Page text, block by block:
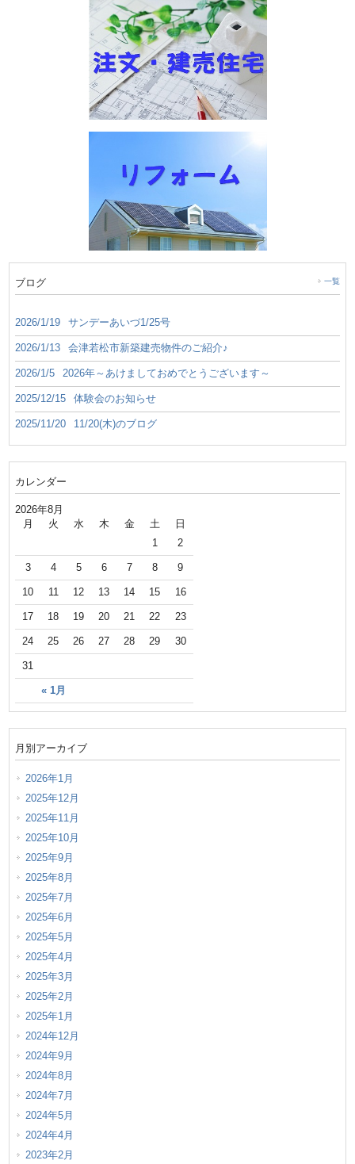
ブログ 一覧
2026/1/19 サンデーあいづ1/25号
2026/1/13 会津若松市新築建売物件のご紹介♪
2026/1/5 2026年～あけましておめでとうございます～
2025/12/15 体験会のお知らせ
2025/11/20 11/20(木)のブログ
カレンダー
2026年8月
月 火 水 木 金 土 日
« 1月
1 2
3 4 5 6 7 8 9
10 11 12 13 14 15 16
17 18 19 20 21 22 23
24 25 26 27 28 29 30
31
月別アーカイブ
2026年1月
2025年12月
2025年11月
2025年10月
2025年9月
2025年8月
2025年7月
2025年6月
2025年5月
2025年4月
2025年3月
2025年2月
2025年1月
2024年12月
2024年9月
2024年8月
2024年7月
2024年5月
2024年4月
2023年2月